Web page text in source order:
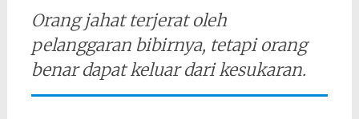
Orang jahat terjerat oleh
pelanggaran bibirnya, tetapi orang
benar dapat keluar dari kesukaran.